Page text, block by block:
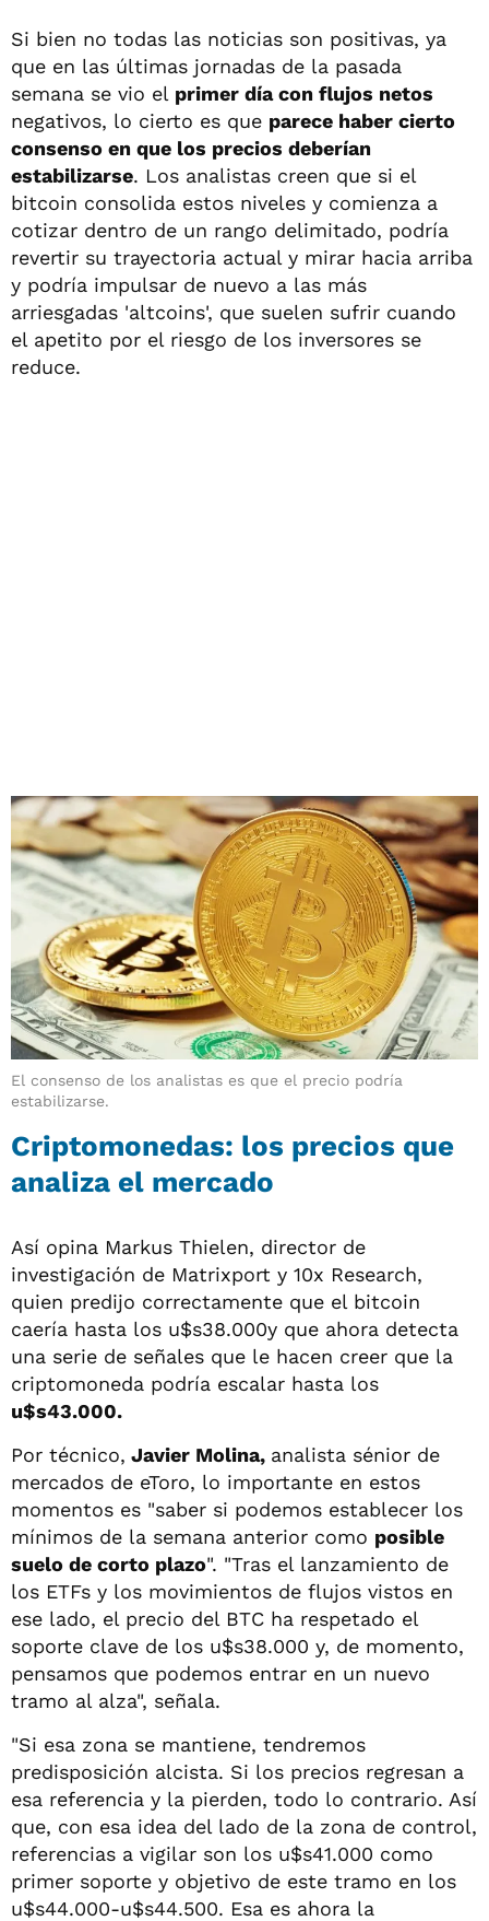
Si bien no todas las noticias son positivas, ya
que en las últimas jornadas de la pasada
semana se vio el primer día con flujos netos
negativos, lo cierto es que parece haber cierto
consenso en que los precios deberían
estabilizarse. Los analistas creen que si el
bitcoin consolida estos niveles y comienza a
cotizar dentro de un rango delimitado, podría
revertir su trayectoria actual y mirar hacia arriba
y podría impulsar de nuevo a las más
arriesgadas 'altcoins', que suelen sufrir cuando
el apetito por el riesgo de los inversores se
reduce.
El consenso de los analistas es que el precio podría
estabilizarse.
Criptomonedas: los precios que
analiza el mercado
Así opina Markus Thielen, director de
investigación de Matrixport y 10x Research,
quien predijo correctamente que el bitcoin
caería hasta los u$s38.000y que ahora detecta
una serie de señales que le hacen creer que la
criptomoneda podría escalar hasta los
u$s43.000.
Por técnico, Javier Molina, analista sénior de
mercados de eToro, lo importante en estos
momentos es "saber si podemos establecer los
mínimos de la semana anterior como posible
suelo de corto plazo". "Tras el lanzamiento de
los ETFs y los movimientos de flujos vistos en
ese lado, el precio del BTC ha respetado el
soporte clave de los u$s38.000 y, de momento,
pensamos que podemos entrar en un nuevo
tramo al alza", señala.
"Si esa zona se mantiene, tendremos
predisposición alcista. Si los precios regresan a
esa referencia y la pierden, todo lo contrario. Así
que, con esa idea del lado de la zona de control,
referencias a vigilar son los u$s41.000 como
primer soporte y objetivo de este tramo en los
u$s44.000-u$s44.500. Esa es ahora la